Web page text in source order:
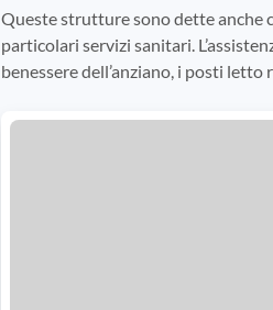
Queste strutture sono dette anche
particolari servizi sanitari.
benessere dell’anziano, i posti